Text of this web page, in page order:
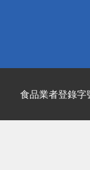
食品業者登錄